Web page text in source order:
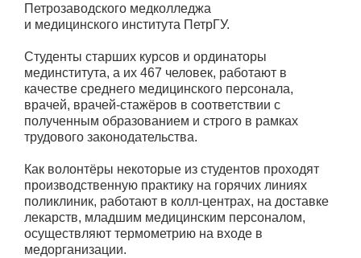
Петрозаводского медколледжа
и медицинского института ПетрГУ.
Студенты старших курсов и ординаторы
мединститута, а их 467 человек, работают в
качестве среднего медицинского персонала,
врачей, врачей-стажёров в соответствии с
полученным образованием и строго в рамках
трудового законодательства.
Как волонтёры некоторые из студентов проходят
производственную практику на горячих линиях
поликлиник, работают в колл-центрах, на доставке
лекарств, младшим медицинским персоналом,
осуществляют термометрию на входе в
медорганизации.